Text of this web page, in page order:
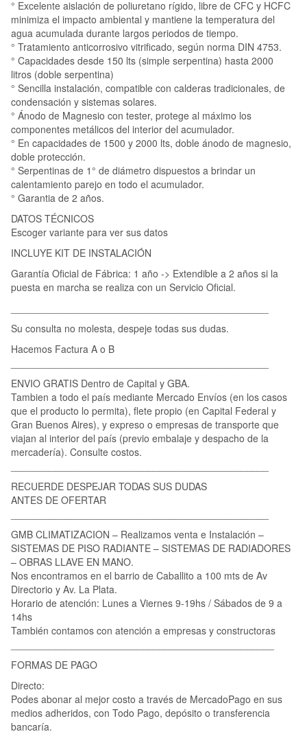
° Excelente aislación de poliuretano rígido, libre de CFC y HCFC
minimiza el impacto ambiental y mantiene la temperatura del
agua acumulada durante largos periodos de tiempo.
° Tratamiento anticorrosivo vitrificado, según norma DIN 4753.
° Capacidades desde 150 lts (simple serpentina) hasta 2000
litros (doble serpentina)
° Sencilla instalación, compatible con calderas tradicionales, de
condensación y sistemas solares.
° Ánodo de Magnesio con tester, protege al máximo los
componentes metálicos del interior del acumulador.
° En capacidades de 1500 y 2000 lts, doble ánodo de magnesio,
doble protección.
° Serpentinas de 1° de diámetro dispuestos a brindar un
calentamiento parejo en todo el acumulador.
° Garantia de 2 años.
DATOS TÉCNICOS
Escoger variante para ver sus datos
INCLUYE KIT DE INSTALACIÓN
Garantía Oficial de Fábrica: 1 año -> Extendible a 2 años si la
puesta en marcha se realiza con un Servicio Oficial.
Su consulta no molesta, despeje todas sus dudas.
Hacemos Factura A o B
ENVIO GRATIS Dentro de Capital y GBA.
Tambien a todo el país mediante Mercado Envíos (en los casos
que el producto lo permita), flete propio (en Capital Federal y
Gran Buenos Aires), y expreso o empresas de transporte que
viajan al interior del país (previo embalaje y despacho de la
mercadería). Consulte costos.
RECUERDE DESPEJAR TODAS SUS DUDAS
ANTES DE OFERTAR
GMB CLIMATIZACION – Realizamos venta e Instalación –
SISTEMAS DE PISO RADIANTE – SISTEMAS DE RADIADORES
– OBRAS LLAVE EN MANO.
Nos encontramos en el barrio de Caballito a 100 mts de Av
Directorio y Av. La Plata.
Horario de atención: Lunes a Viernes 9-19hs / Sábados de 9 a
14hs
También contamos con atención a empresas y constructoras
FORMAS DE PAGO
Directo:
Podes abonar al mejor costo a través de MercadoPago en sus
medios adheridos, con Todo Pago, depósito o transferencia
bancaría.